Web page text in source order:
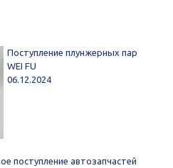
Поступление плунжерных пар
WEI FU
06.12.2024
поступление автозапчастей